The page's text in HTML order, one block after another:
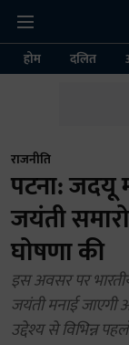
होम दलित
राजनीति
पटना: जदयू
जयंती
घोषणा की
इस अवसर पर
जयंती मनाई जाएगी
उद्देश्य से विभिन्न